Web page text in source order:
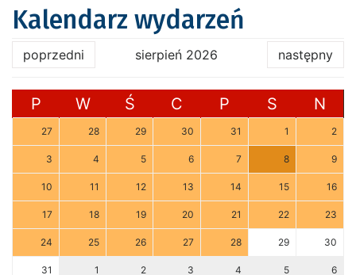
Kalendarz wydarzeń
poprzedni sierpień 2026 następny
P W Ś C P S N
27 28 29 30 31 1 2
3 4 5 6 7 8 9
10 11 12 13 14 15 16
17 18 19 20 21 22 23
24 25 26 27 28 29 30
31 1 2 3 4 5 6